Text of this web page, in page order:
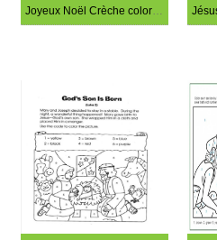
Joyeux Noël Crèche coloriage magique